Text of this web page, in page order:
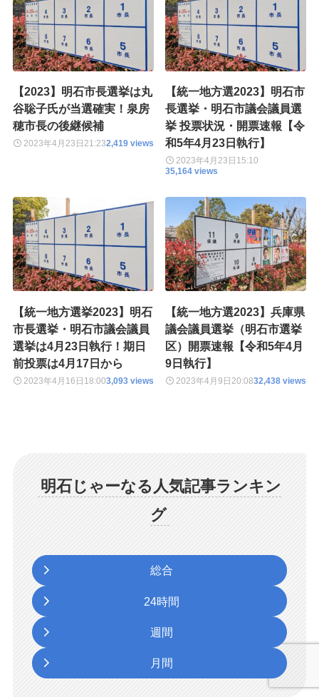
【2023】明石市長選挙は丸
谷聡子氏が当選確実！泉房
穂市長の後継候補
2023年4月23日 21:232,419 views
【統一地方選2023】明石市
長選挙・明石市議会議員選
挙 投票状況・開票速報【令
和5年4月23日執行】
2023年4月23日 15:10
35,164 views
【統一地方選挙2023】明石
市長選挙・明石市議会議員
選挙は4月23日執行！期日
前投票は4月17日から
2023年4月16日 18:003,093 views
【統一地方選2023】兵庫県
議会議員選挙（明石市選挙
区）開票速報【令和5年4月
9日執行】
2023年4月9日20:0832,438 views
明石じゃーなる人気記事ランキン
グ
総合
24時間
週間
月間